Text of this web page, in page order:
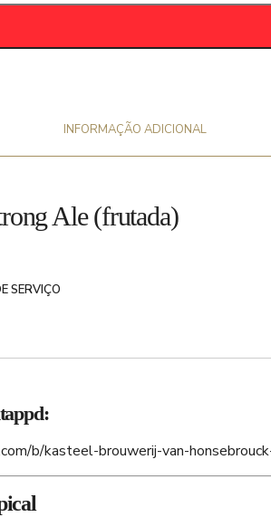
INFORMAÇÃO ADICIONAL
Ale (frutada)
SERVIÇO
b/kasteel-brouwerij-van-